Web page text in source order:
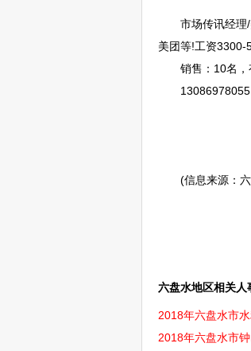
市场传讯经理/美
美团等!工资3300-
销售：10名，
13086978055
(信息来源：
六盘水地区相关人
2018年六盘水市
2018年六盘水市